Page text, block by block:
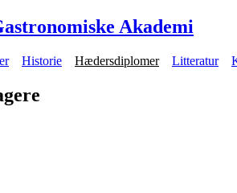
Akademi
Historie Hædersdiplomer Litteratur